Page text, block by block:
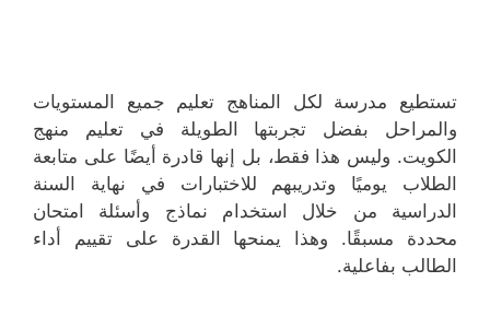
تستطيع مدرسة لكل المناهج تعليم جميع المستويات
والمراحل بفضل تجربتها الطويلة في تعليم منهج
الكويت. وليس هذا فقط، بل إنها قادرة أيضًا على متابعة
الطلاب يوميًا وتدريبهم للاختبارات في نهاية السنة
الدراسية من خلال استخدام نماذج وأسئلة امتحان
محددة مسبقًا. وهذا يمنحها القدرة على تقييم أداء
الطالب بفاعلية.